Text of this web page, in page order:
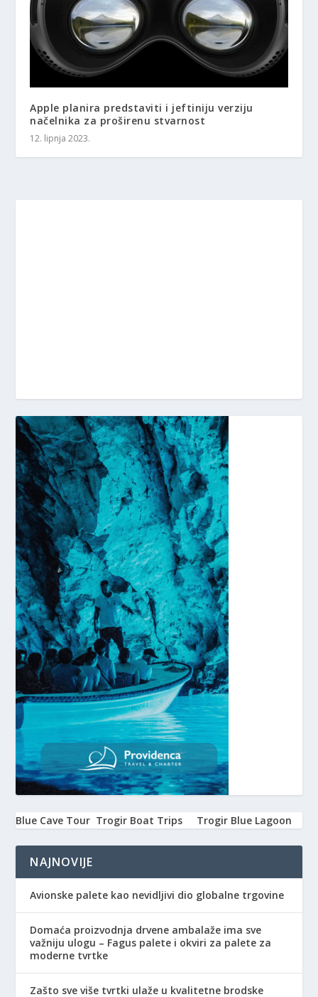
Apple planira predstaviti i jeftiniju verziju
načelnika za proširenu stvarnost
12. lipnja 2023.
Blue Cave Tour Trogir Boat Trips Trogir Blue Lagoon
NAJNOVIJE
Avionske palete kao nevidljivi dio globalne trgovine
Domaća proizvodnja drvene ambalaže ima sve
važniju ulogu – Fagus palete i okviri za palete za
moderne tvrtke
Zašto sve više tvrtki ulaže u kvalitetne brodske